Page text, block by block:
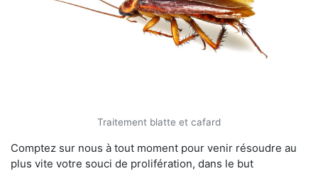
Traitement blatte et cafard
Comptez sur nous à tout moment pour venir résoudre au
plus vite votre souci de prolifération, dans le but